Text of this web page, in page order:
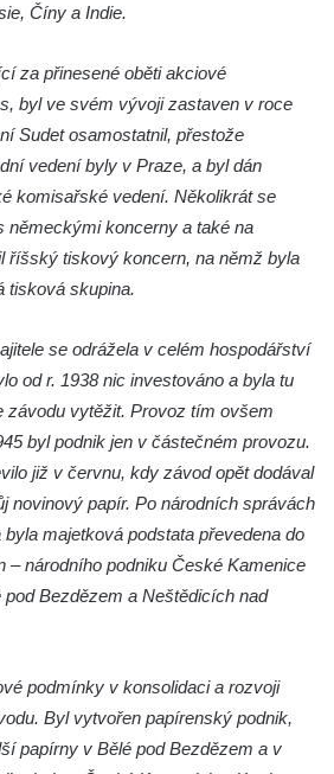
v Teplicích nad Metují
54 v Machovské Lhotě
6 v ulici Pod
10 v ulici Pod
U Hrádku zvaný
a zamřížovanými
v Teplicích
věžičky v Teplicích
ulici v Teplicích –
Křečanech
Křečanech
hora ve Starých
Číny a Indie.
za přinesené oběti akciové
byl ve svém vývoji zastaven v roce
Sudet osamostatnil, přestože
vedení byly v Praze, a byl dán
komisařské vedení. Několikrát se
německými koncerny a také na
říšský tiskový koncern, na němž byla
tisková skupina.
se odrážela v celém hospodářství
od r. 1938 nic investováno a byla tu
závodu vytěžit. Provoz tím ovšem
byl podnik jen v částečném provozu.
již v červnu, kdy závod opět dodával
novinový papír. Po národních správách
byla majetková podstata převedena do
– národního podniku České Kamenice
Bezdězem a Neštědicích nad
podmínky v konsolidaci a rozvoji
Byl vytvořen papírenský podnik,
papírny v Bělé pod Bezdězem a v